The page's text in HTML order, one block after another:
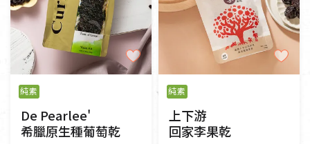
純素
De Pearlee'
希臘原生種葡萄乾
純素
上下游
回家李果乾